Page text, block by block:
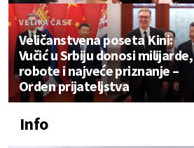
VELIKA ČAST
Veličanstvena poseta Kini:
Vučić u Srbiju donosi milijarde,
robote i najveće priznanje –
Orden prijateljstva
Info